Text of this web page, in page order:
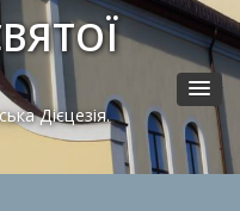
Дієцезія.